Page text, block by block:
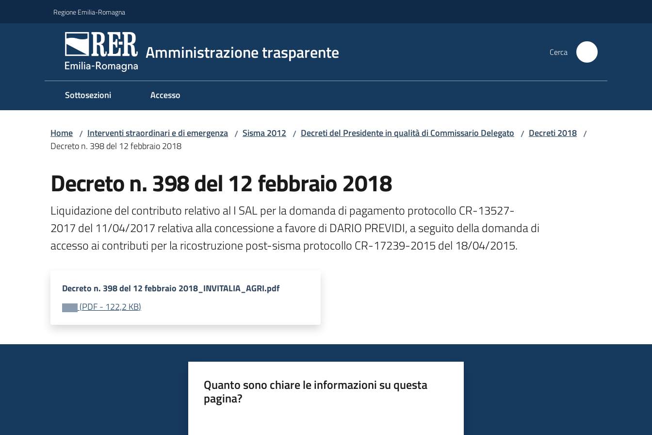
Regione Emilia-Romagna
Amministrazione trasparente Cerca
Sottosezioni Accesso
Home / Interventi straordinari e di emergenza / Sisma 2012 / Decreti del Presidente in qualità di Commissario Delegato / Decreti 2018 /
Decreto n. 398 del 12 febbraio 2018
Decreto n. 398 del 12 febbraio 2018
Liquidazione del contributo relativo al I SAL per la domanda di pagamento protocollo CR-13527-
2017 del 11/04/2017 relativa alla concessione a favore di DARIO PREVIDI, a seguito della domanda di
accesso ai contributi per la ricostruzione post-sisma protocollo CR-17239-2015 del 18/04/2015.
Decreto n. 398 del 12 febbraio 2018_INVITALIA_AGRI.pdf
(PDF- 122,2 KB)
Quanto sono chiare le informazioni su questa
pagina?